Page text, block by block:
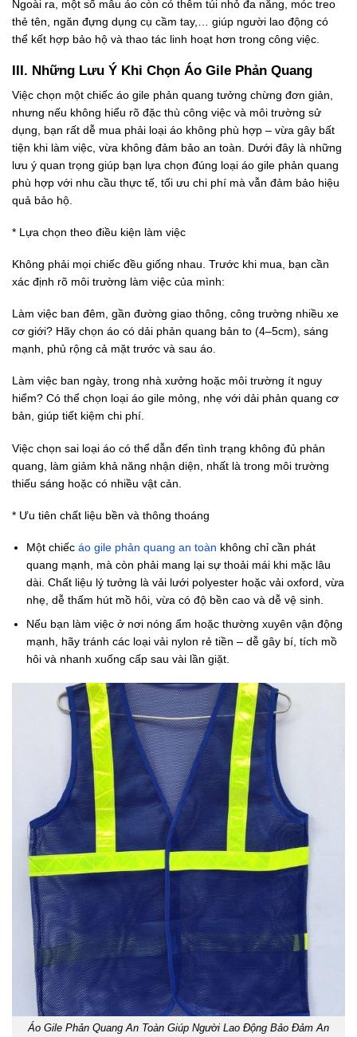
Ngoài ra, một số mẫu áo còn có thêm túi nhỏ đa năng, móc treo
thẻ tên, ngăn đựng dụng cụ cầm tay,… giúp người lao động có
thể kết hợp bảo hộ và thao tác linh hoạt hơn trong công việc.
III. Những Lưu Ý Khi Chọn Áo Gile Phản Quang
Việc chọn một chiếc áo gile phản quang tưởng chừng đơn giản,
nhưng nếu không hiểu rõ đặc thù công việc và môi trường sử
dụng, bạn rất dễ mua phải loại áo không phù hợp – vừa gây bất
tiện khi làm việc, vừa không đảm bảo an toàn. Dưới đây là những
lưu ý quan trọng giúp bạn lựa chọn đúng loại áo gile phản quang
phù hợp với nhu cầu thực tế, tối ưu chi phí mà vẫn đảm bảo hiệu
quả bảo hộ.
* Lựa chọn theo điều kiện làm việc
Không phải mọi chiếc đều giống nhau. Trước khi mua, bạn cần
xác định rõ môi trường làm việc của mình:
Làm việc ban đêm, gần đường giao thông, công trường nhiều xe
cơ giới? Hãy chọn áo có dải phản quang bản to (4–5cm), sáng
mạnh, phủ rộng cả mặt trước và sau áo.
Làm việc ban ngày, trong nhà xưởng hoặc môi trường ít nguy
hiểm? Có thể chọn loại áo gile mỏng, nhẹ với dải phản quang cơ
bản, giúp tiết kiệm chi phí.
Việc chọn sai loại áo có thể dẫn đến tình trạng không đủ phản
quang, làm giảm khả năng nhận diện, nhất là trong môi trường
thiếu sáng hoặc có nhiều vật cản.
* Ưu tiên chất liệu bền và thông thoáng
Một chiếcáo gile phản quang an toàn không chỉ cần phát
quang mạnh, mà còn phải mang lại sự thoải mái khi mặc lâu
dài. Chất liệu lý tưởng là vải lưới polyester hoặc vải oxford, vừa
nhẹ, dễ thấm hút mồ hôi, vừa có độ bền cao và dễ vệ sinh.
Nếu bạn làm việc ở nơi nóng ẩm hoặc thường xuyên vận động
mạnh, hãy tránh các loại vải nylon rẻ tiền – dễ gây bí, tích mồ
hôi và nhanh xuống cấp sau vài lần giặt.
Áo Gile Phản Quang An Toàn Giúp Người Lao Động Bảo Đảm An